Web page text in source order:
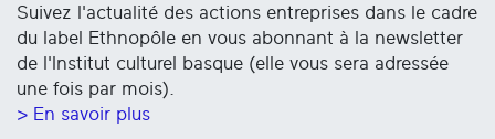
Suivez l'actualité des actions entreprises dans le cadre
du label Ethnopôle en vous abonnant à la newsletter
de l'Institut culturel basque (elle vous sera adressée
une fois par mois).
> En savoir plus